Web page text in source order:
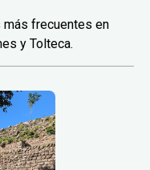
frecuentes en
y Tolteca.